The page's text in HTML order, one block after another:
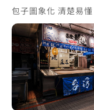
包子圖象化 清楚易懂